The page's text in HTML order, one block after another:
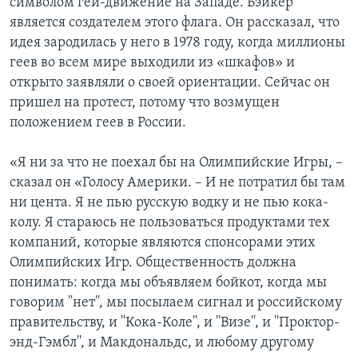
символом гей-движение на Западе. Бэйкер
является создателем этого флага. Он рассказал, что
идея зародилась у него в 1978 году, когда миллионы
геев во всем мире выходили из «шкафов» и
открыто заявляли о своей ориентации. Сейчас он
пришел на протест, потому что возмущен
положением геев в России.
«Я ни за что не поехал бы на Олимпийские Игры, –
сказал он «Голосу Америки. – И не потратил бы там
ни цента. Я не пью русскую водку и не пью кока-
колу. Я стараюсь не пользоваться продуктами тех
компаний, которые являются спонсорами этих
Олимпийских Игр. Общественность должна
понимать: когда мы объявляем бойкот, когда мы
говорим ''нет'', мы посылаем сигнал и российскому
правительству, и ''Кока-Коле'', и ''Визе'', и ''Проктор-
энд-Гэмбл'', и Макдональдс, и любому другому